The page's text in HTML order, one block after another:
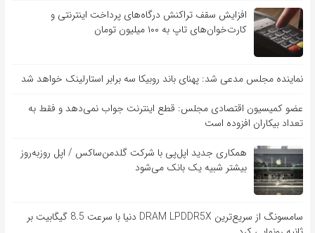
افزایش سقف تراکنش درگاه‌های پرداخت اینترنتی و
کارت‌خوان‌های تاپ به ۱۰۰ میلیون تومان
نماینده مجلس مدعی شد: پهنای باند روبیکا سه برابر استارلینک خواهد شد
عضو کمیسیون اقتصادی مجلس: قطع اینترنت جواب نمی‌دهد و فقط به
تعداد بیکاران افزوده است
همکاری جدید اپل‌پی با شرکت گلدمن‌ساکس / اپل روزبه‌روز
بیشتر شبیه یک بانک می‌شود
سامسونگ از سریع‌ترین DRAM LPDDR5X دنیا با سرعت 8.5 گیگابیت بر